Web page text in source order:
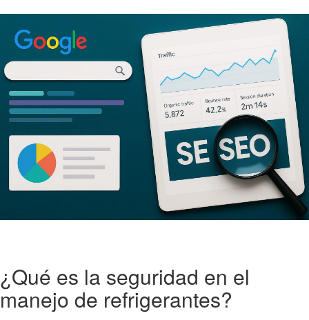
¿Qué es la seguridad en el
manejo de refrigerantes?